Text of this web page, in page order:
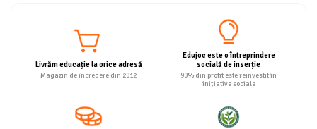
Livrăm educație la orice adresă
Magazin de încredere din 2012
Edujoc este o întreprindere
socială de inserție
90% din profit este reinvestit în
inițiative sociale